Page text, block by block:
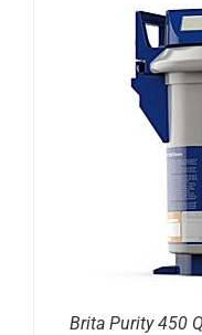
Brita Purity 450